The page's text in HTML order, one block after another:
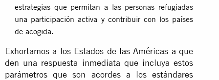
estrategias que permitan a las personas refugiadas
una participación activa y contribuir con los países
de acogida.
Exhortamos a los Estados de las Américas a que
den una respuesta inmediata que incluya estos
parámetros que son acordes a los estándares